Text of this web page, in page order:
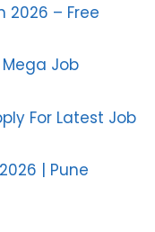
2026 – Free
Job
For Latest Job
| Pune